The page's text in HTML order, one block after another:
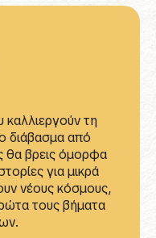
καλλιεργούν τη
διάβασμα από
θα βρεις όμορφα
για μικρά
νέους κόσμους,
τους βήματα